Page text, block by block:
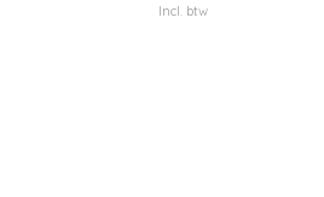
Incl. btw